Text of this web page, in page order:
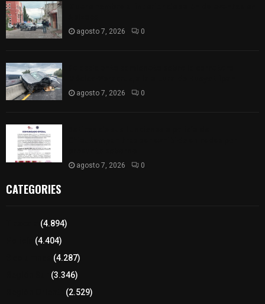
agosto 7, 2026 0
agosto 7, 2026 0
agosto 7, 2026 0
CATEGORIES
(4.894)
(4.404)
(4.287)
(3.346)
(2.529)